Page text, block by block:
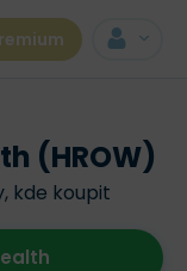
(HROW)
kde koupit